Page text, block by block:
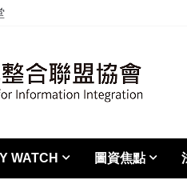
WATCH 圖資焦點